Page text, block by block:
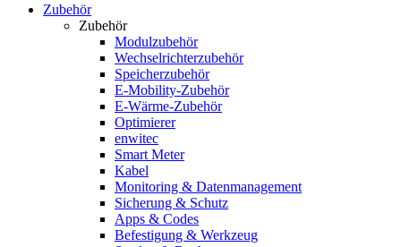
Zubehör
Zubehör
Modulzubehör
Wechselrichterzubehör
Speicherzubehör
E-Mobility-Zubehör
E-Wärme-Zubehör
Optimierer
enwitec
Smart Meter
Kabel
Monitoring & Datenmanagement
Sicherung & Schutz
Apps & Codes
Befestigung & Werkzeug